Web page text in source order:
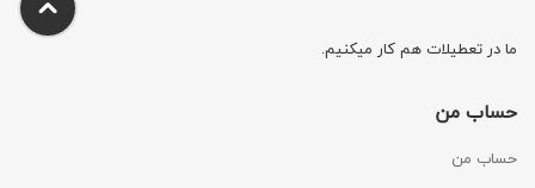
ما در تعطیلات هم کار میکنیم.
حساب من
حساب من